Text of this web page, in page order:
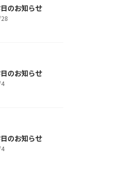
のお知らせ
のお知らせ
のお知らせ